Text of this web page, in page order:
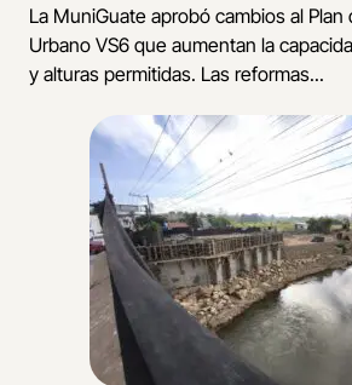
La MuniGuate aprobó cambios al Plan
Urbano VS6 que aumentan la
y alturas permitidas. Las reformas...